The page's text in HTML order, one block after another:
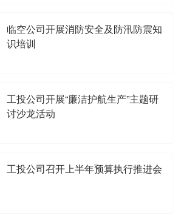
临空公司开展消防安全及防汛防震知
识培训
工投公司开展“廉洁护航生产”主题研
讨沙龙活动
工投公司召开上半年预算执行推进会